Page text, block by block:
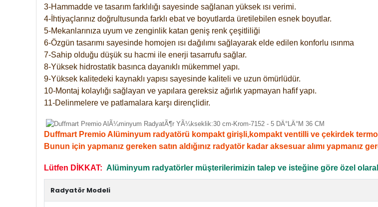
3-Hammadde ve tasarım farklılığı sayesinde sağlanan yüksek ısı verimi.
4-İhtiyaçlarınız doğrultusunda farklı ebat ve boyutlarda üretilebilen esnek boyutlar.
5-Mekanlarınıza uyum ve zenginlik katan geniş renk çeşitliliği
6-Özgün tasarımı sayesinde homojen ısı dağılımı sağlayarak elde edilen konforlu ısınma
7-Sahip olduğu düşük su hacmi ile enerji tasarrufu sağlar.
8-Yüksek hidrostatik basınca dayanıklı mükemmel yapı.
9-Yüksek kalitedeki kaynaklı yapısı sayesinde kaliteli ve uzun ömürlüdür.
10-Montaj kolaylığı sağlayan ve yapılara gereksiz ağırlık yapmayan hafif yapı.
11-Delinmelere ve patlamalara karşı dirençlidir.
Duffmart Premio Alüminyum radyatörü kompakt girişli,kompakt ventilli ve çekirdek
Bunun için yapmanız gereken satın aldığınız radyatör kadar aksesuar alımı yapmanız
Lütfen DİKKAT: Alüminyum radyatörler müşterilerimizin talep ve isteğine göre özel
Radyatör Modeli